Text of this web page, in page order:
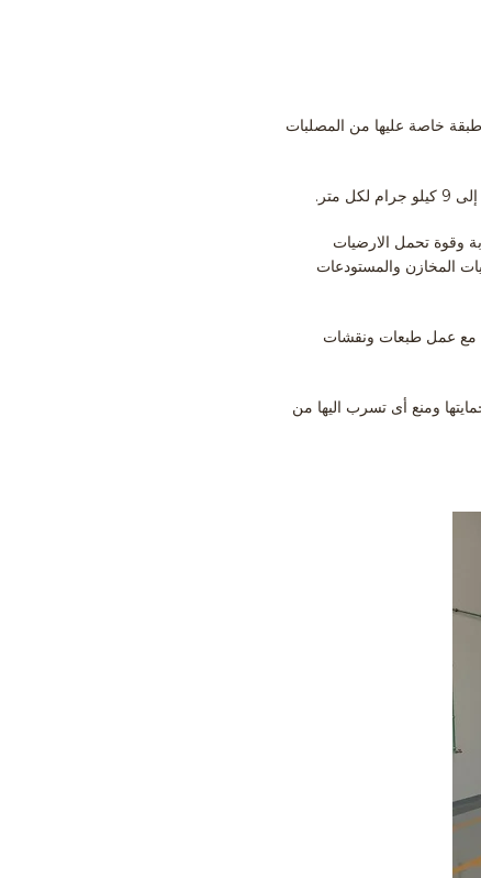
وصبها بنحو 20-30 دقيقة تقريباً يتم اضافة طبقة خاصة عليها من المصلبات
وقوة تحمل الارضيات
أرضيات المخازن والمستودعات
مع عمل طبعات ونقشات
ومنع أى تسرب اليها من